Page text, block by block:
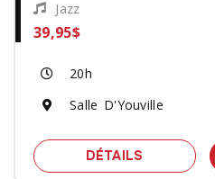
Jazz
39,95$
20h
Salle D'Youville
DÉTAILS